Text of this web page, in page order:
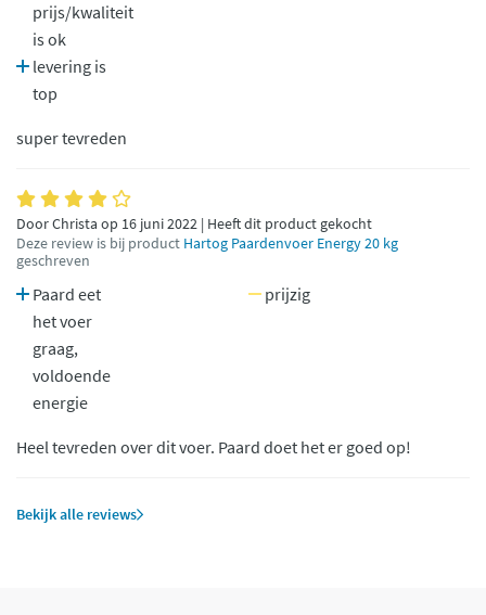
prijs/kwaliteit
is ok
levering is
top
super tevreden
Door Christa op 16 juni 2022 | Heeft dit product gekocht
Deze review is bij product Hartog Paardenvoer Energy 20 kg
geschreven
Paard eet
het voer
graag,
voldoende
energie
prijzig
Heel tevreden over dit voer. Paard doet het er goed op!
Bekijk alle reviews